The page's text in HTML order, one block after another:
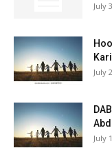
July
July
July